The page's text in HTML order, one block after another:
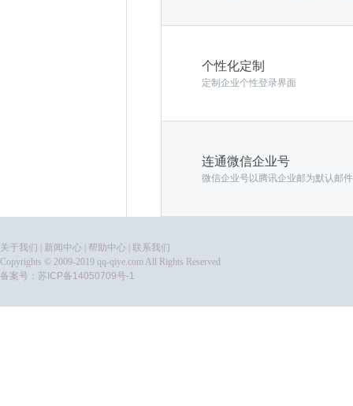
个性化定制
定制企业个性登录界面
连通微信企业号
微信企业号以腾讯企业邮为默认邮
关于我们 新闻中心 帮助中心 联系我们
Copyrights © 2009-2019 qq-qiye.com All Rights Reserved
备案号： 苏ICP备14050709号-1